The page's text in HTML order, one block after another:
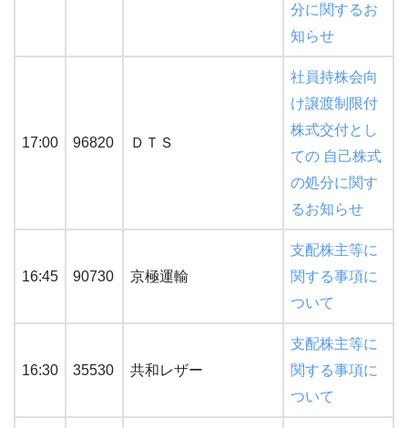
分に関するお
知らせ
17:00 96820 ＤＴＳ
社員持株会向
け譲渡制限付
株式交付とし
ての 自己株式
の処分に関す
るお知らせ
16:45 90730 京極運輸
支配株主等に
関する事項に
ついて
16:30 35530 共和レザー
支配株主等に
関する事項に
ついて